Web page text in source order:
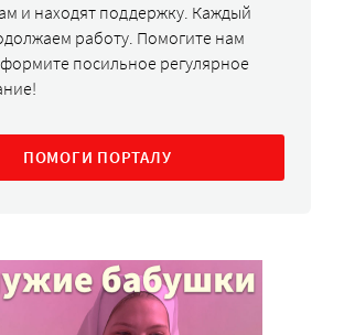
и находят поддержку. Каждый
работу. Помогите нам
посильное регулярное
ПОМОГИ ПОРТАЛУ